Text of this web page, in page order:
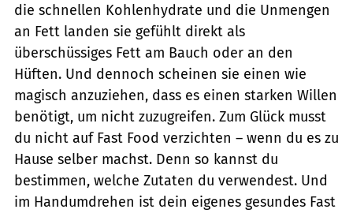
die schnellen Kohlenhydrate und die Unmengen
an Fett landen sie gefühlt direkt als
überschüssiges Fett am Bauch oder an den
Hüften. Und dennoch scheinen sie einen wie
magisch anzuziehen, dass es einen starken Willen
benötigt, um nicht zuzugreifen. Zum Glück musst
du nicht auf Fast Food verzichten – wenn du es zu
Hause selber machst. Denn so kannst du
bestimmen, welche Zutaten du verwendest. Und
im Handumdrehen ist dein eigenes gesundes Fast